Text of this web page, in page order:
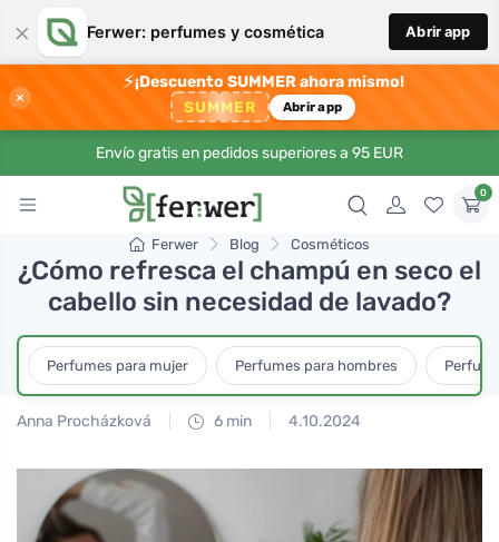
× Ferwer: perfumes y cosmética Abrir app
×
⚡¡Descuento SUMMER ahora mismo!
SUMMER Abrir app
Envío gratis en pedidos superiores a 95 EUR
0
Ferwer Blog Cosméticos
¿Cómo refresca el champú en seco el
cabello sin necesidad de lavado?
Perfumes para mujer Perfumes para hombres
Anna Procházková 6 min 4.10.2024